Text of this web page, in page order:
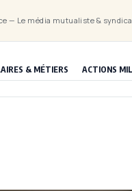
— Le média mutualiste &
& MÉTIERS ACTIONS